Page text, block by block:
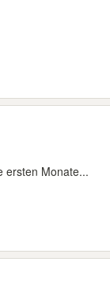
ersten Monate...